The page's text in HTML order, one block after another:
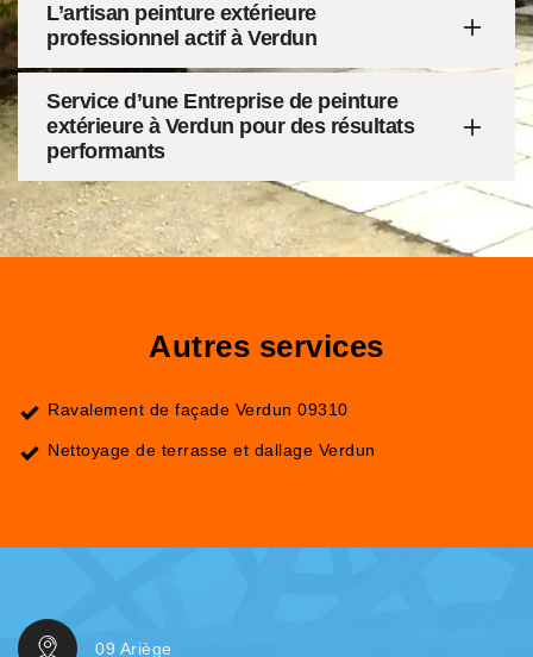
L’artisan peinture extérieure
professionnel actif à Verdun
Service d’une Entreprise de peinture
extérieure à Verdun pour des résultats
performants
Autres services
Ravalement de façade Verdun 09310
Nettoyage de terrasse et dallage Verdun
09 Ariège